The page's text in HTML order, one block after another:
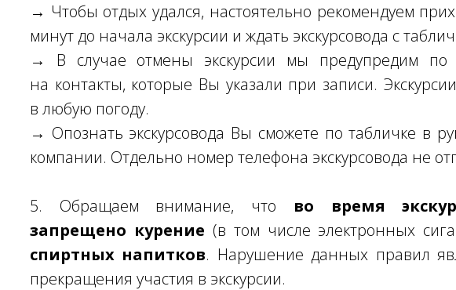
→ Чтобы отдых удался, настоятельно рекомендуем
минут до начала экскурсии и ждать экскурсовода с
→ В случае отмены экскурсии мы предупредим
на контакты, которые Вы указали при записи.
в любую погоду.
→ Опознать экскурсовода Вы сможете по табличке в
компании. Отдельно номер телефона экскурсовода не
5. Обращаем внимание, что во время
запрещено курение (в том числе электронных
спиртных напитков. Нарушение данных правил
прекращения участия в экскурсии.